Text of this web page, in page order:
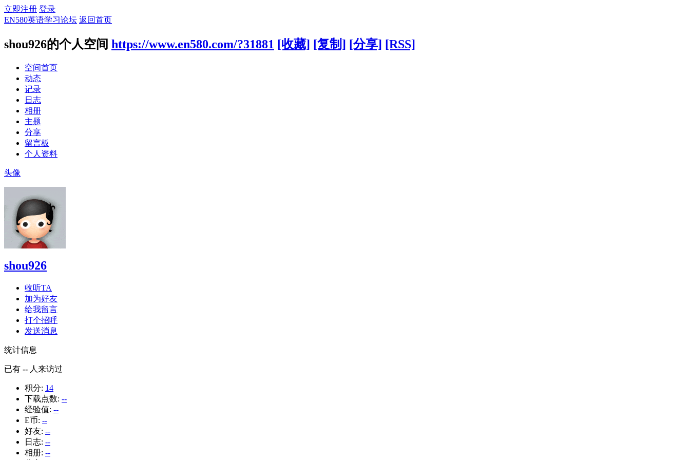
立即注册 登录
EN580英语学习论坛 返回首页
shou926的个人空间 https://www.en580.com/?31881 [收藏] [复制] [分享] [RSS]
空间首页
动态
记录
日志
相册
主题
分享
留言板
个人资料
头像
shou926
收听TA
加为好友
给我留言
打个招呼
发送消息
统计信息
已有 -- 人来访过
积分: 14
下载点数: --
经验值: --
E币: --
好友: --
日志: --
相册: --